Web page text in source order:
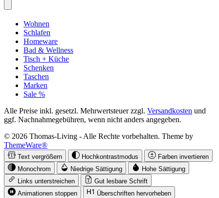
Wohnen
Schlafen
Homeware
Bad & Wellness
Tisch + Küche
Schenken
Taschen
Marken
Sale %
Alle Preise inkl. gesetzl. Mehrwertsteuer zzgl. Versandkosten und
ggf. Nachnahmegebühren, wenn nicht anders angegeben.
© 2026 Thomas-Living - Alle Rechte vorbehalten. Theme by
ThemeWare®
Text vergrößern Hochkontrastmodus
Farben invertieren
Monochrom
Niedrige Sättigung
Hohe Sättigung
Links unterstreichen
Gut lesbare Schrift
Animationen stoppen
Überschriften hervorheben